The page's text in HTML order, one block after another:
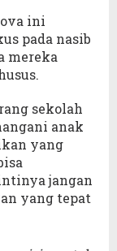
ini
pada nasib
mereka
sekolah
anak
yang
jangan
yang tepat